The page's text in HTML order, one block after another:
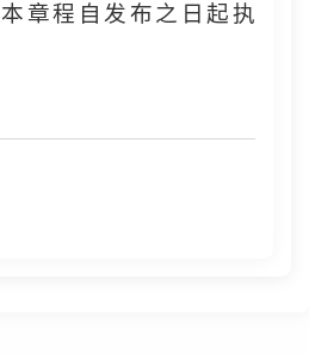
本章程自发布之日起执